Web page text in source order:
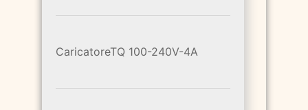
CaricatoreTQ 100-240V-4A